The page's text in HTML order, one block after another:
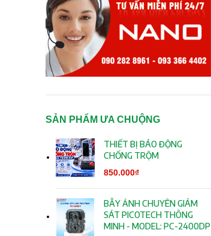
SẢN PHẨM ƯA CHUỘNG
THIẾT BỊ BÁO ĐỘNG
CHỐNG TRỘM
850.000₫
BẪY ẢNH CHUYÊN GIÁM
SÁT PICOTECH THÔNG
MINH - MODEL: PC-2400DP